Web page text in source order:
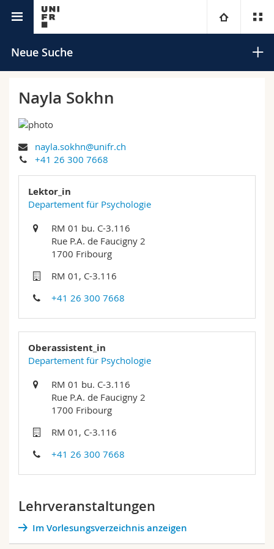
Universität
Campus
Forschung
Rechtswissenschaftliche Fak.
Fak. für Erziehungs- und Bildungswissenschaften
Math.-Nat. und Med. Fak.
Interfakultär
Informationen für
Studieninteressierte
Forschende
Mitarbeitende
Doktorierende
Ressourcen
Bibliotheken
Webmail
Vorlesungsverzeichnis
MyUnifr
Neue Suche
Suchen
Erweiterte Suche
Nayla Sokhn
nayla.sokhn@unifr.ch
+41 26 300 7668
Lektor_in
Departement für Psychologie
RM 01 bu. C-3.116
Rue P.A. de Faucigny 2
1700 Fribourg
RM 01, C-3.116
+41 26 300 7668
Oberassistent_in
Departement für Psychologie
RM 01 bu. C-3.116
Rue P.A. de Faucigny 2
1700 Fribourg
RM 01, C-3.116
+41 26 300 7668
Lehrveranstaltungen
Im Vorlesungsverzeichnis anzeigen